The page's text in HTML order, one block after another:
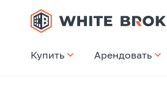
Купить Арендовать